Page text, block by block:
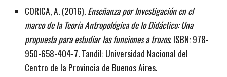
CORICA, A. (2016).Enseñanza por Investigación en el
marco de la Teoría Antropológica de lo Didáctico: Una
propuesta para estudiar las funciones a trozos. ISBN: 978-
950-658-404-7. Tandil: Universidad Nacional del
Centro de la Provincia de Buenos Aires.